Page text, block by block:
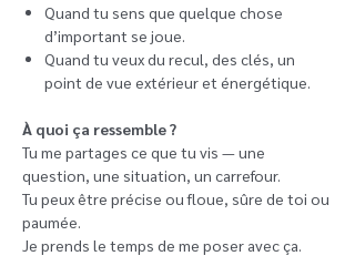
Quand tu sens que quelque chose
d’important se joue.
Quand tu veux du recul, des clés, un
point de vue extérieur et énergétique.
À quoi ça ressemble ?
Tu me partages ce que tu vis — une
question, une situation, un carrefour.
Tu peux être précise ou floue, sûre de toi ou
paumée.
Je prends le temps de me poser avec ça.